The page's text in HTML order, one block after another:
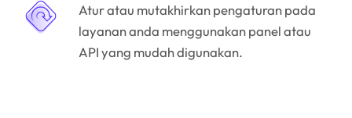
Atur atau mutakhirkan pengaturan pada
layanan anda menggunakan panel atau
API yang mudah digunakan.